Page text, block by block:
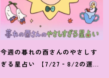
今週の暮れの酉さんのやさしす
ぎる星占い 【7/27‐8/2の運